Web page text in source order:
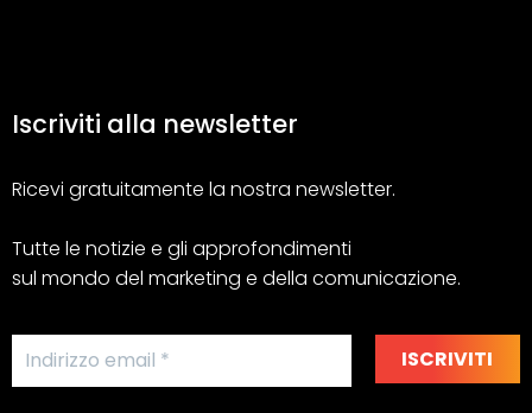
Iscriviti alla newsletter
Ricevi gratuitamente la nostra newsletter.
Tutte le notizie e gli approfondimenti
sul mondo del marketing e della comunicazione.